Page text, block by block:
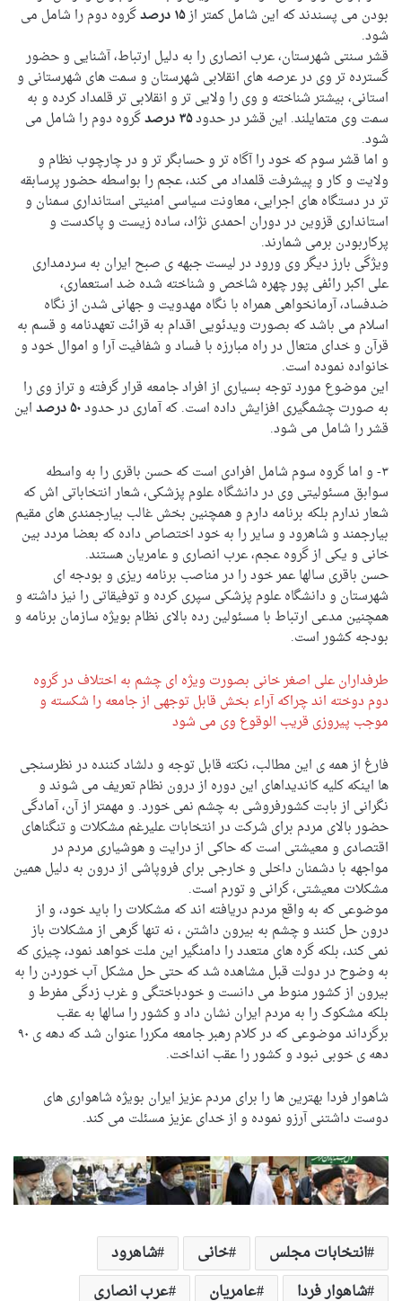
بودن می پسندند که این شامل کمتر از۱۵ درصد
گروه دوم را شامل می
شود.
قشر سنتی شهرستان، عرب انصاری را به دلیل ارتباط، آشنایی و حضور
گسترده تر وی در عرصه های انقلابی شهرستان و سمت های شهرستانی و
استانی، بیشتر شناخته و وی را ولایی تر و انقلابی تر قلمداد کرده و به
سمت وی متمایلند. این قشر در حدود۳۵ درصد
گروه دوم را شامل می
شود.
و اما قشر سوم که خود را آگاه تر و حسابگر تر و در چارچوب نظام و
ولایت و کار و پیشرفت قلمداد می کند، عجم را بواسطه حضور پرسابقه
تر در دستگاه های اجرایی، معاونت سیاسی امنیتی استانداری سمنان و
استانداری قزوین در دوران احمدی نژاد، ساده زیست و پاکدست و
پرکاربودن برمی شمارند.
ویژگی بارز دیگر وی ورود در لیست جبهه ی صبح ایران به سردمداری
علی اکبر رائفی پور چهره شاخص و شناخته شده ضد استعماری،
ضدفساد، آرمانخواهی همراه با نگاه مهدویت و جهانی شدن از نگاه
اسلام می باشد که بصورت ویدئویی اقدام به قرائت تعهدنامه و قسم به
قرآن و خدای متعال در راه مبارزه با فساد و شفافیت آرا و اموال خود و
خانواده نموده است.
این موضوع مورد توجه بسیاری از افراد جامعه قرار گرفته و تراز وی را
به صورت چشمگیری افزایش داده است. که آماری در حدود۵۰ درصد
این
قشر را شامل می شود.
۳- و اما گروه سوم شامل افرادی است که حسن باقری را به واسطه
سوابق مسئولیتی وی در دانشگاه علوم پزشکی، شعار انتخاباتی اش که
شعار ندارم بلکه برنامه دارم و همچنین بخش غالب بیارجمندی های مقیم
بیارجمند و شاهرود و سایر را به خود اختصاص داده که بعضا مردد بین
خانی و یکی از گروه عجم، عرب انصاری و عامریان هستند.
حسن باقری سالها عمر خود را در مناصب برنامه ریزی و بودجه ای
شهرستان و دانشگاه علوم پزشکی سپری کرده و توفیقاتی را نیز داشته و
همچنین مدعی ارتباط با مسئولین رده بالای نظام بویژه سازمان برنامه و
بودجه کشور است.
طرفداران علی اصغر خانی بصورت ویژه ای چشم به اختلاف در گروه
دوم دوخته اند چراکه آراء بخش قابل توجهی از جامعه را شکسته و
موجب پیروزی قریب الوقوع وی می شود
فارغ از همه ی این مطالب، نکته قابل توجه و دلشاد کننده در نظرسنجی
ها اینکه کلیه کاندیداهای این دوره از درون نظام تعریف می شوند و
نگرانی از بابت کشورفروشی به چشم نمی خورد. و مهمتر از آن، آمادگی
حضور بالای مردم برای شرکت در انتخابات علیرغم مشکلات و تنگناهای
اقتصادی و معیشتی است که حاکی از درایت و هوشیاری مردم در
مواجهه با دشمنان داخلی و خارجی برای فروپاشی از درون به دلیل همین
مشکلات معیشتی، گرانی و تورم است.
موضوعی که به واقع مردم دریافته اند که مشکلات را باید خود، و از
درون حل کنند و چشم به بیرون داشتن ، نه تنها گرهی از مشکلات باز
نمی کند، بلکه گره های متعدد را دامنگیر این ملت خواهد نمود، چیزی که
به وضوح در دولت قبل مشاهده شد که حتی حل مشکل آب خوردن را به
بیرون از کشور منوط می دانست و خودباختگی و غرب زدگی مفرط و
بلکه مشکوک را به مردم ایران نشان داد و کشور را سالها به عقب
برگرداند موضوعی که در کلام رهبر جامعه مکررا عنوان شد که دهه ی ۹۰
دهه ی خوبی نبود و کشور را عقب انداخت.
شاهوار فردا بهترین ها را برای مردم عزیز ایران بویژه شاهواری های
دوست داشتنی آرزو نموده و از خدای عزیز مسئلت می کند.
انتخابات مجلس خانی
شاهرود
شاهوار فردا
عامریان
عرب انصاری